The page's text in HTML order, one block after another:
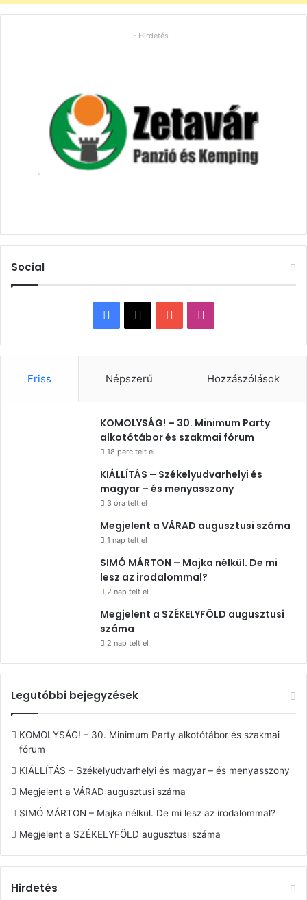
- Hirdetés -
Social
Facebook
X YouTube
Friss Népszerű Hozzászólások
KOMOLYSÁG! – 30. Minimum Party
alkotótábor és szakmai fórum
18 perc telt el
KIÁLLÍTÁS – Székelyudvarhelyi és
magyar – és menyasszony
3 óra telt el
Megjelent a VÁRAD augusztusi száma
1 nap telt el
SIMÓ MÁRTON – Majka nélkül. De mi
lesz az irodalommal?
2 nap telt el
Megjelent a SZÉKELYFÖLD augusztusi
száma
2 nap telt el
Legutóbbi bejegyzések
KOMOLYSÁG! – 30. Minimum Party alkotótábor és szakmai
fórum
KIÁLLÍTÁS – Székelyudvarhelyi és magyar – és menyasszony
Megjelent a VÁRAD augusztusi száma
SIMÓ MÁRTON – Majka nélkül. De mi lesz az irodalommal?
Megjelent a SZÉKELYFÖLD augusztusi száma
Hirdetés